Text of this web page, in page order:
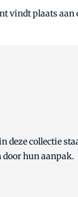
vindt plaats aan
collectie
door hun aanpak.